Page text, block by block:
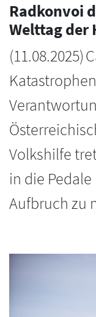
Radkonvoi
Welttag der
(11.08.2025)
Volkshilfe
in die
Aufbruch zu